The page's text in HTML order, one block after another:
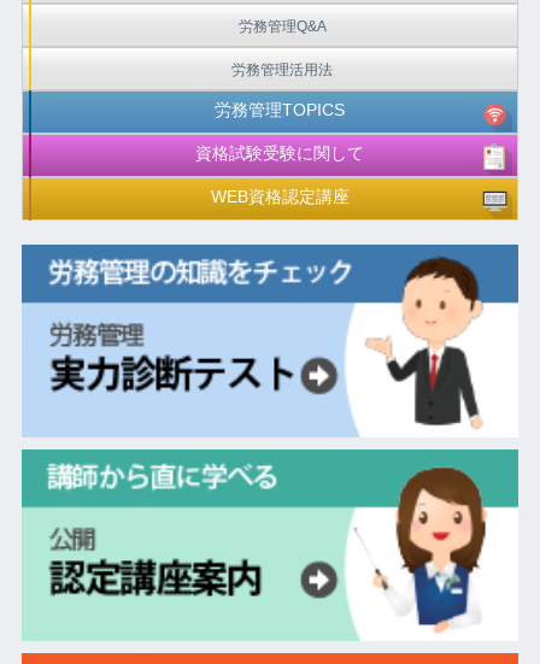
労務管理Q&A
労務管理活用法
労務管理TOPICS
資格試験受験に関して
WEB資格認定講座